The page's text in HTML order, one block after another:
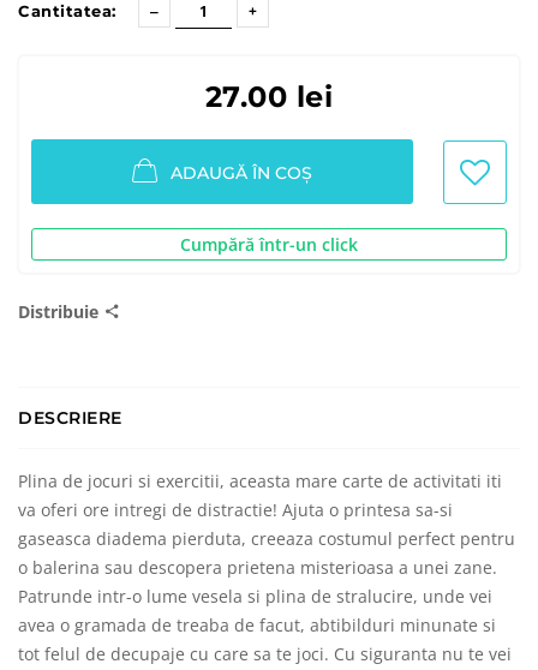
Cantitatea:
27.00 lei
ADAUGĂ ÎN COȘ
Cumpără într-un click
Distribuie
DESCRIERE
Plina de jocuri si exercitii, aceasta mare carte de activitati iti
va oferi ore intregi de distractie! Ajuta o printesa sa-si
gaseasca diadema pierduta, creeaza costumul perfect pentru
o balerina sau descopera prietena misterioasa a unei zane.
Patrunde intr-o lume vesela si plina de stralucire, unde vei
avea o gramada de treaba de facut, abtibilduri minunate si
tot felul de decupaje cu care sa te joci. Cu siguranta nu te vei